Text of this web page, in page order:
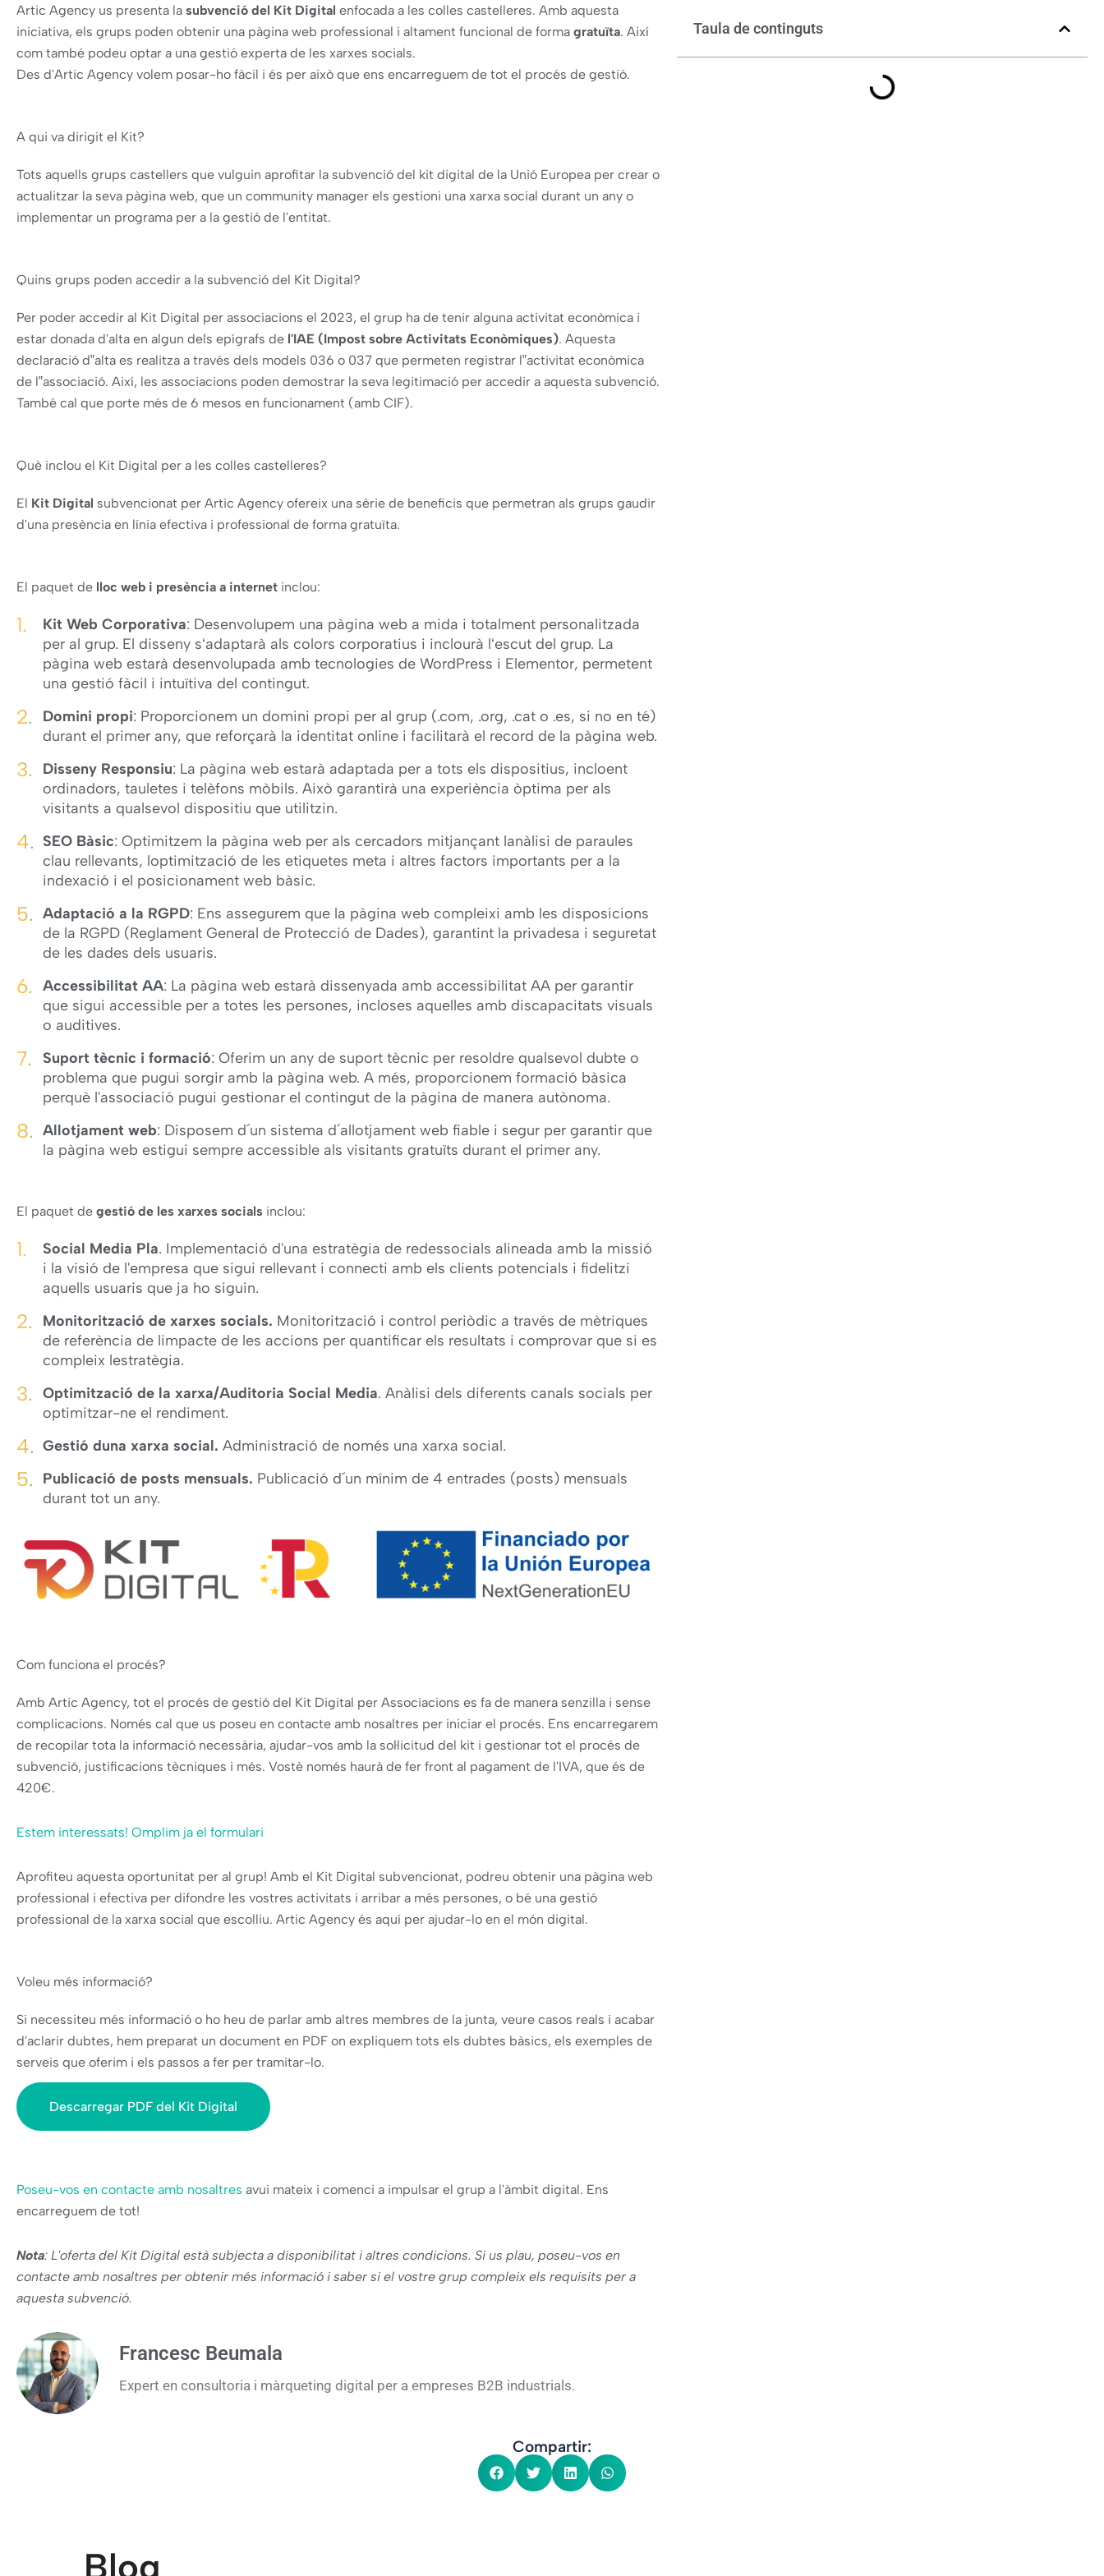
Artic Agency us presenta la subvenció del Kit Digital enfocada a les colles castelleres. Amb aquesta
iniciativa, els grups poden obtenir una pàgina web professional i altament funcional de forma gratuïta. Així
com també podeu optar a una gestió experta de les xarxes socials.
Des d'Artic Agency volem posar-ho fàcil i és per això que ens encarreguem de tot el procés de gestió.
A qui va dirigit el Kit?
Tots aquells grups castellers que vulguin aprofitar la subvenció del kit digital de la Unió Europea per crear o
actualitzar la seva pàgina web, que un community manager els gestioni una xarxa social durant un any o
implementar un programa per a la gestió de l'entitat.
Quins grups poden accedir a la subvenció del Kit Digital?
Per poder accedir al Kit Digital per associacions el 2023, el grup ha de tenir alguna activitat econòmica i
estar donada d'alta en algun dels epígrafs de l'IAE (Impost sobre Activitats Econòmiques). Aquesta
declaració d‟alta es realitza a través dels models 036 o 037 que permeten registrar l‟activitat econòmica
de l‟associació. Així, les associacions poden demostrar la seva legitimació per accedir a aquesta subvenció.
També cal que porte més de 6 mesos en funcionament (amb CIF).
Què inclou el Kit Digital per a les colles castelleres?
El Kit Digital subvencionat per Artic Agency ofereix una sèrie de beneficis que permetran als grups gaudir
d'una presència en línia efectiva i professional de forma gratuïta.
El paquet de lloc web i presència a internet inclou:
Kit Web Corporativa: Desenvolupem una pàgina web a mida i totalment personalitzada
per al grup. El disseny sʻadaptarà als colors corporatius i inclourà lʻescut del grup. La
pàgina web estarà desenvolupada amb tecnologies de WordPress i Elementor, permetent
una gestió fàcil i intuïtiva del contingut.
Domini propi: Proporcionem un domini propi per al grup (.com, .org, .cat o .es, si no en té)
durant el primer any, que reforçarà la identitat online i facilitarà el record de la pàgina web.
Disseny Responsiu: La pàgina web estarà adaptada per a tots els dispositius, incloent
ordinadors, tauletes i telèfons mòbils. Això garantirà una experiència òptima per als
visitants a qualsevol dispositiu que utilitzin.
SEO Bàsic: Optimitzem la pàgina web per als cercadors mitjançant lanàlisi de paraules
clau rellevants, loptimització de les etiquetes meta i altres factors importants per a la
indexació i el posicionament web bàsic.
Adaptació a la RGPD: Ens assegurem que la pàgina web compleixi amb les disposicions
de la RGPD (Reglament General de Protecció de Dades), garantint la privadesa i seguretat
de les dades dels usuaris.
Accessibilitat AA: La pàgina web estarà dissenyada amb accessibilitat AA per garantir
que sigui accessible per a totes les persones, incloses aquelles amb discapacitats visuals
o auditives.
Suport tècnic i formació: Oferim un any de suport tècnic per resoldre qualsevol dubte o
problema que pugui sorgir amb la pàgina web. A més, proporcionem formació bàsica
perquè l'associació pugui gestionar el contingut de la pàgina de manera autònoma.
Allotjament web: Disposem d´un sistema d´allotjament web fiable i segur per garantir que
la pàgina web estigui sempre accessible als visitants gratuïts durant el primer any.
El paquet de gestió de les xarxes socials inclou:
Social Media Pla. Implementació d'una estratègia de redessocials alineada amb la missió
i la visió de l'empresa que sigui rellevant i connecti amb els clients potencials i fidelitzi
aquells usuaris que ja ho siguin.
Monitorització de xarxes socials. Monitorització i control periòdic a través de mètriques
de referència de limpacte de les accions per quantificar els resultats i comprovar que si es
compleix lestratègia.
Optimització de la xarxa/Auditoria Social Media. Anàlisi dels diferents canals socials per
optimitzar-ne el rendiment.
Gestió duna xarxa social. Administració de només una xarxa social.
Publicació de posts mensuals. Publicació d´un mínim de 4 entrades (posts) mensuals
durant tot un any.
Com funciona el procés?
Amb Artic Agency, tot el procés de gestió del Kit Digital per Associacions es fa de manera senzilla i sense
complicacions. Només cal que us poseu en contacte amb nosaltres per iniciar el procés. Ens encarregarem
de recopilar tota la informació necessària, ajudar-vos amb la sol·licitud del kit i gestionar tot el procés de
subvenció, justificacions tècniques i més. Vostè només haurà de fer front al pagament de l'IVA, que és de
420€.
Estem interessats! Omplim ja el formulari
Aprofiteu aquesta oportunitat per al grup! Amb el Kit Digital subvencionat, podreu obtenir una pàgina web
professional i efectiva per difondre les vostres activitats i arribar a més persones, o bé una gestió
professional de la xarxa social que escolliu. Artic Agency és aquí per ajudar-lo en el món digital.
Voleu més informació?
Si necessiteu més informació o ho heu de parlar amb altres membres de la junta, veure casos reals i acabar
d'aclarir dubtes, hem preparat un document en PDF on expliquem tots els dubtes bàsics, els exemples de
serveis que oferim i els passos a fer per tramitar-lo.
Descarregar PDF del Kit Digital
Poseu-vos en contacte amb nosaltres avui mateix i comenci a impulsar el grup a l'àmbit digital. Ens
encarreguem de tot!
Nota: L'oferta del Kit Digital està subjecta a disponibilitat i altres condicions. Si us plau, poseu-vos en
contacte amb nosaltres per obtenir més informació i saber si el vostre grup compleix els requisits per a
aquesta subvenció.
Francesc Beumala
Expert en consultoria i màrqueting digital per a empreses B2B industrials.
Taula de continguts
Compartir:
Blog